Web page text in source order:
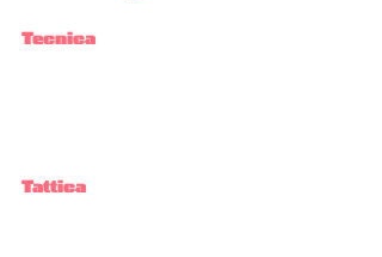
Tecnica
Tattica